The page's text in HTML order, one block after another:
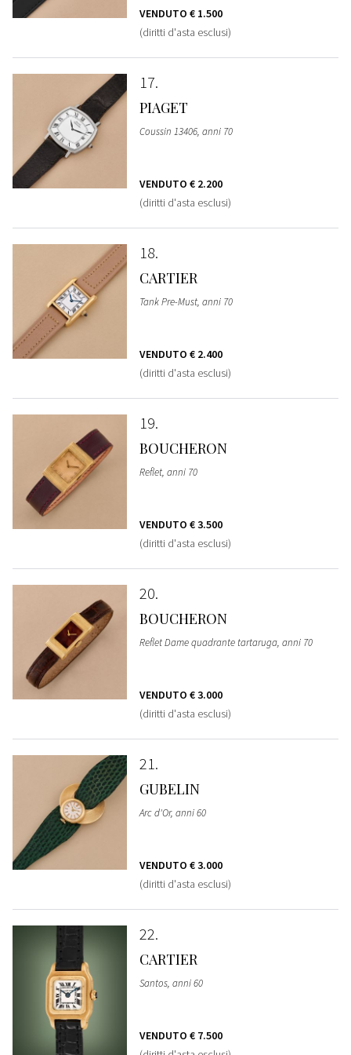
VENDUTO € 1.500
(diritti d'asta esclusi)
17
PIAGET
Coussin 13406, anni 70
VENDUTO € 2.200
(diritti d'asta esclusi)
18
CARTIER
Tank Pre-Must, anni 70
VENDUTO € 2.400
(diritti d'asta esclusi)
19
BOUCHERON
Reflet, anni 70
VENDUTO € 3.500
(diritti d'asta esclusi)
20
BOUCHERON
Reflet Dame quadrante tartaruga, anni 70
VENDUTO € 3.000
(diritti d'asta esclusi)
21
GUBELIN
Arc d'Or, anni 60
VENDUTO € 3.000
(diritti d'asta esclusi)
22
CARTIER
Santos, anni 60
VENDUTO € 7.500